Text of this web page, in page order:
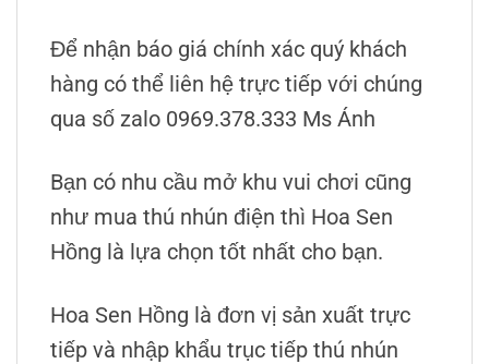
Để nhận báo giá chính xác quý khách
hàng có thể liên hệ trực tiếp với chúng
qua số zalo 0969.378.333 Ms Ánh
Bạn có nhu cầu mở khu vui chơi cũng
như mua thú nhún điện thì Hoa Sen
Hồng là lựa chọn tốt nhất cho bạn.
Hoa Sen Hồng là đơn vị sản xuất trực
tiếp và nhập khẩu trục tiếp thú nhún